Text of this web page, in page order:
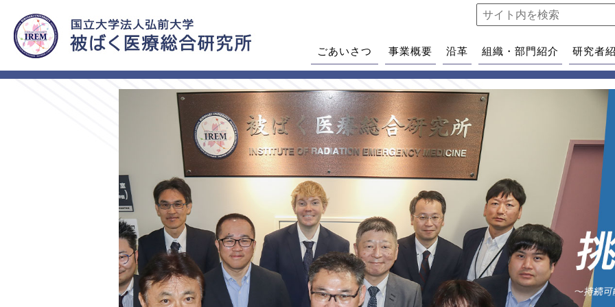
ごあいさつ 事業概要 沿革 組織・部門紹介 研究者